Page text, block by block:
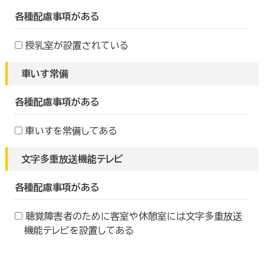
各種配慮事項がある
授乳室が設置されている
車いす常備
各種配慮事項がある
車いすを常備してある
文字多重放送機能テレビ
各種配慮事項がある
聴覚障害者のために客室や休憩室には文字多重放送
機能テレビを設置してある